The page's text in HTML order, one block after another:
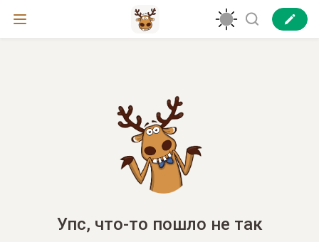
Упс, что-то пошло не так